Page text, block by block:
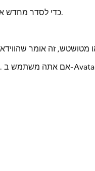
אם הפרויקט שלך כולל כמה שכבות, פתח את פאנל ה-Layers כדי לסדר מחדש את האלמנטים על ידי גרירה שלהם מעל או מתחת זה לזה.